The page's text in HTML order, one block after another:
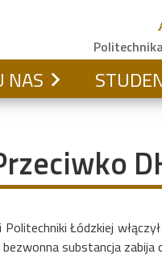
NAS
Łódzkiej
substancja